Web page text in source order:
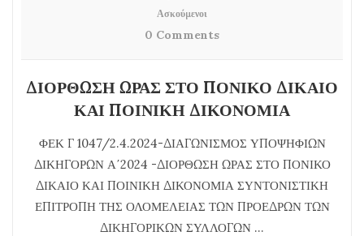
Ασκούμενοι
0 Comments
ΔΙΟΡΘΩΣΗ ΩΡΑΣ ΣΤΟ ΠΟΝΙΚΟ ΔΙΚΑΙΟ
ΚΑΙ ΠΟΙΝΙΚΗ ΔΙΚΟΝΟΜΙΑ
ΦΕΚ Γ 1047/2.4.2024-ΔΙΑΓΩΝΙΣΜΟΣ ΥΠΟΨΗΦΙΩΝ
ΔΙΚΗΓΟΡΩΝ Α΄2024 -ΔΙΟΡΘΩΣΗ ΩΡΑΣ ΣΤΟ ΠΟΝΙΚΟ
ΔΙΚΑΙΟ ΚΑΙ ΠΟΙΝΙΚΗ ΔΙΚΟΝΟΜΙΑ ΣΥΝΤΟΝΙΣΤΙΚΗ
ΕΠΙΤΡΟΠΗ ΤΗΣ ΟΛΟΜΕΛΕΙΑΣ ΤΩΝ ΠΡΟΕΔΡΩΝ ΤΩΝ
ΔΙΚΗΓΟΡΙΚΩΝ ΣΥΛΛΟΓΩΝ ...